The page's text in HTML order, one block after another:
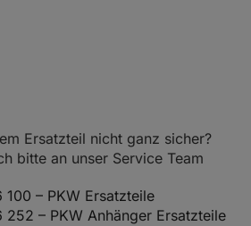
Ersatzteil nicht ganz sicher?
bitte an unser Service Team
100 – PKW Ersatzteile
252 – PKW Anhänger Ersatzteile